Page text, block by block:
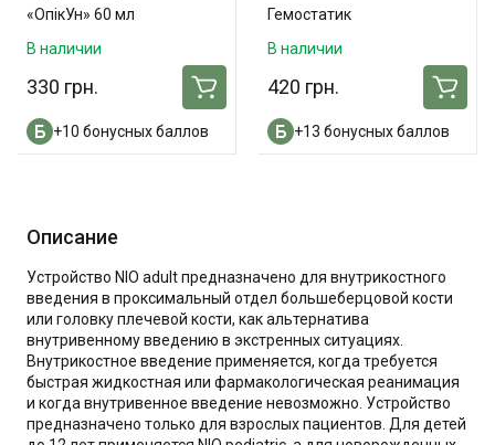
«ОпікУн» 60 мл
В наличии
330 грн.
+10 бонусных баллов
Гемостатик
В наличии
420 грн.
+13 бонусных баллов
Описание
Устройство NIO adult предназначено для внутрикостного
введения в проксимальный отдел большеберцовой кости
или головку плечевой кости, как альтернатива
внутривенному введению в экстренных ситуациях.
Внутрикостное введение применяется, когда требуется
быстрая жидкостная или фармакологическая реанимация
и когда внутривенное введение невозможно. Устройство
предназначено только для взрослых пациентов. Для детей